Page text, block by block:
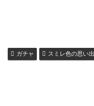
ガチャ スミレ色の思い出